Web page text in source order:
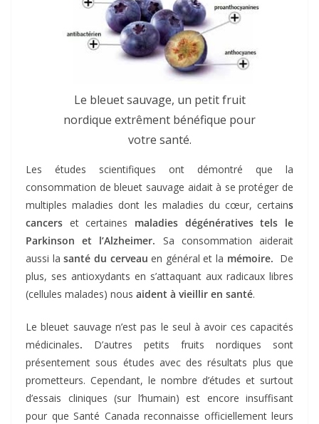
Le bleuet sauvage, un petit fruit
nordique extrêment bénéfique pour
votre santé.
Les études scientifiques ont démontré que la
consommation de bleuet sauvage aidait à se protéger de
multiples maladies dont les maladies du cœur, certains
cancers et certaines
maladies dégénératives tels le
Parkinson et l’Alzheimer.
Sa consommation aiderait
aussi la santé du cerveau en général et la mémoire. De
plus, ses antioxydants en s’attaquant aux radicaux libres
(cellules malades) nous aident à vieillir en santé.
Le bleuet sauvage n’est pas le seul à avoir ces capacités
médicinales.
D’autres petits fruits nordiques sont
présentement sous études avec des résultats plus que
prometteurs. Cependant, le nombre d’études et surtout
d’essais cliniques (sur l’humain) est encore insuffisant
pour que Santé Canada reconnaisse officiellement leurs